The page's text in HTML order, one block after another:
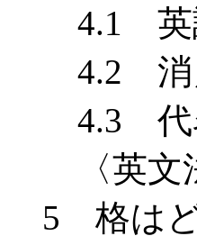
4.1 英
4.2 消
4.3 代名
〈英文法
5 格はど